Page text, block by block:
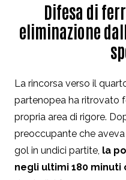
Difesa di
eliminazione
La rincorsa verso il
partenopea ha ritrovato
propria area di rigore.
preoccupante che
gol in undici partite, la
negli ultimi 180 minuti